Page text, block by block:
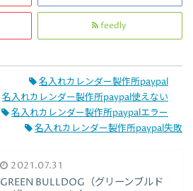
feedly
名入れカレンダー製作所paypal
名入れカレンダー製作所paypal使えない
名入れカレンダー製作所paypalエラー
名入れカレンダー製作所paypal失敗
2021.07.31
GREEN BULLDOG（グリーンブルド